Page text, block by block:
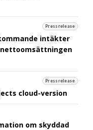
Pressrelease
intäkter
Pressrelease
cloud-version
om skyddad